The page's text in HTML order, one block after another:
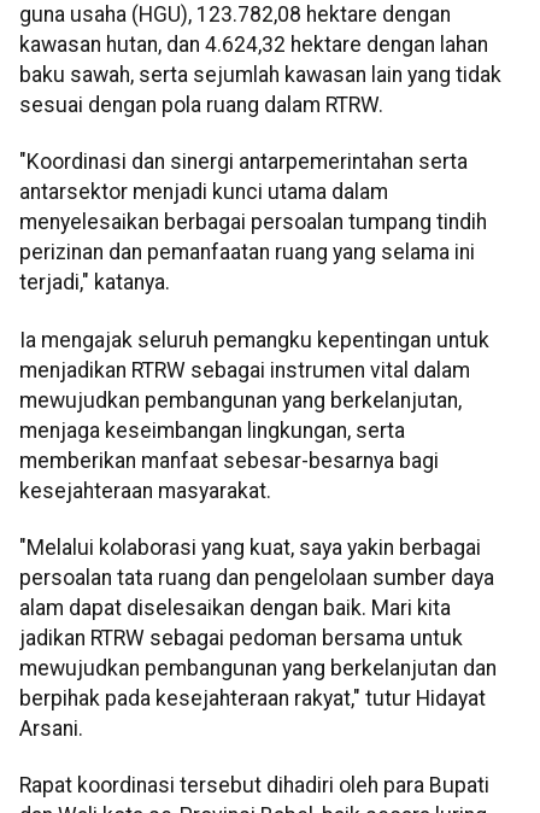
guna usaha (HGU), 123.782,08 hektare dengan
kawasan hutan, dan 4.624,32 hektare dengan lahan
baku sawah, serta sejumlah kawasan lain yang tidak
sesuai dengan pola ruang dalam RTRW.
"Koordinasi dan sinergi antarpemerintahan serta
antarsektor menjadi kunci utama dalam
menyelesaikan berbagai persoalan tumpang tindih
perizinan dan pemanfaatan ruang yang selama ini
terjadi," katanya.
Ia mengajak seluruh pemangku kepentingan untuk
menjadikan RTRW sebagai instrumen vital dalam
mewujudkan pembangunan yang berkelanjutan,
menjaga keseimbangan lingkungan, serta
memberikan manfaat sebesar-besarnya bagi
kesejahteraan masyarakat.
"Melalui kolaborasi yang kuat, saya yakin berbagai
persoalan tata ruang dan pengelolaan sumber daya
alam dapat diselesaikan dengan baik. Mari kita
jadikan RTRW sebagai pedoman bersama untuk
mewujudkan pembangunan yang berkelanjutan dan
berpihak pada kesejahteraan rakyat," tutur Hidayat
Arsani.
Rapat koordinasi tersebut dihadiri oleh para Bupati